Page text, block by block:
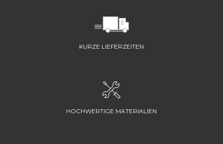
KURZE LIEFERZEITEN
HOCHWERTIGE MATERIALIEN